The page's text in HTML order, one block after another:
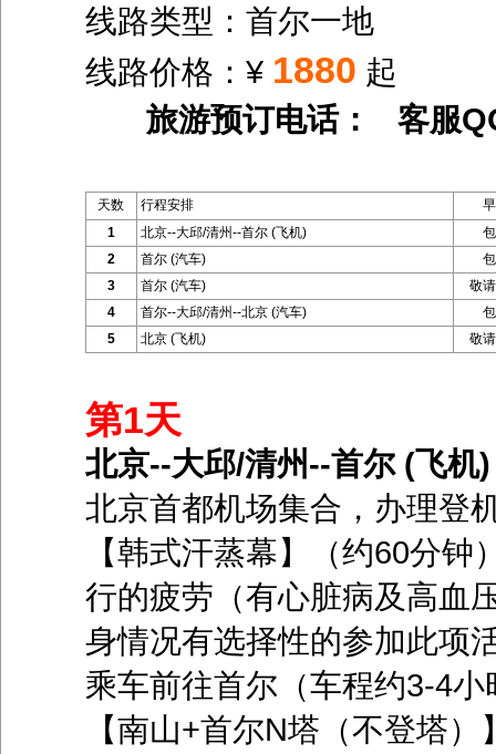
线路类型：首尔一地
线路价格：¥ 1880 起
旅游预订电话： 客服
天数 行程安排
1
北京--大邱/清州--首尔 (飞机)
2
首尔 (汽车)
3
首尔 (汽车)
敬
4
首尔--大邱/清州--北京 (汽车)
5
北京 (飞机) 敬
第1天
北京--大邱/清州--首尔 (飞机)
北京首都机场集合，办理登
【韩式汗蒸幕】（约60分
行的疲劳（有心脏病及高血
身情况有选择性的参加此项
乘车前往首尔（车程约3-4小
【南山+首尔N塔（不登塔